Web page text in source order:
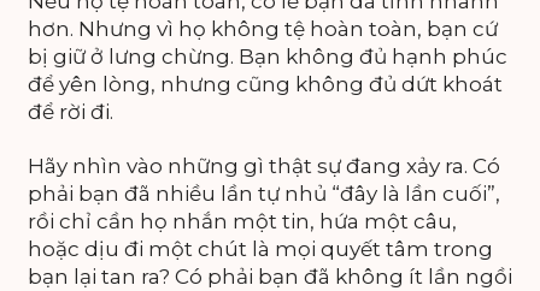
hơn. Nhưng vì họ không tệ hoàn toàn, bạn cứ
bị giữ ở lưng chừng. Bạn không đủ hạnh phúc
để yên lòng, nhưng cũng không đủ dứt khoát
để rời đi.
Hãy nhìn vào những gì thật sự đang xảy ra. Có
phải bạn đã nhiều lần tự nhủ “đây là lần cuối”,
rồi chỉ cần họ nhắn một tin, hứa một câu,
hoặc dịu đi một chút là mọi quyết tâm trong
bạn lại tan ra? Có phải bạn đã không ít lần ngồi